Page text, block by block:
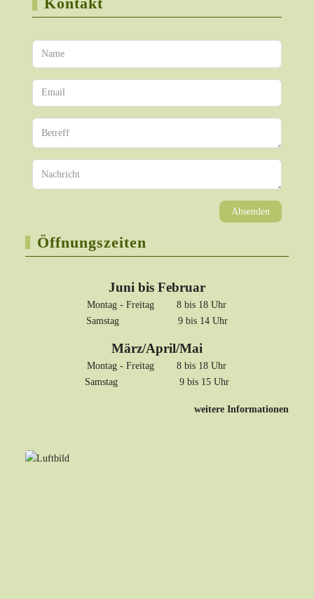
Absenden
Öffnungszeiten
Juni bis Februar
Montag - Freitag 8 bis 18 Uhr
Samstag 9 bis 14 Uhr
März/April/Mai
Montag - Freitag 8 bis 18 Uhr
Samstag 9 bis 15 Uhr
weitere Informationen